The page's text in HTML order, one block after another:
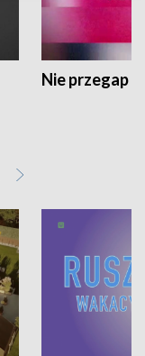
Nie przegap